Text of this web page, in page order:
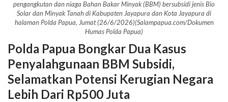
pengangkutan dan niaga Bahan Bakar Minyak (BBM) bersubsidi jenis Bio
Solar dan Minyak Tanah di Kabupaten Jayapura dan Kota Jayapura di
halaman Polda Papua, Jumat (26/6/2026)(Salampapua.com/Dokumen
Humas Polda Papua)
Polda Papua Bongkar Dua Kasus
Penyalahgunaan BBM Subsidi,
Selamatkan Potensi Kerugian Negara
Lebih Dari Rp500 Juta